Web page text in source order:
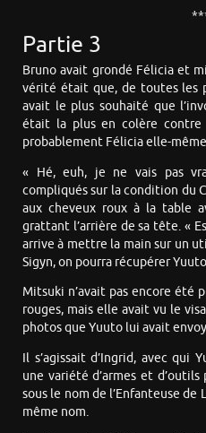
Partie 3
Bruno avait grondé Félicia et
vérité était que, de toutes les
avait le plus souhaité que
était la plus en colère
probablement Félicia elle-
« Hé, euh, je ne vais pas
compliqués sur la condition du
aux cheveux roux à la table
grattant l’arrière de sa tête. «
arrive à mettre la main sur un
Sigyn, on pourra récupérer
Mitsuki n’avait pas encore été
rouges, mais elle avait vu le
photos que Yuuto lui avait
Il s’agissait d’Ingrid, avec qui
une variété d’armes et
sous le nom de l’Enfanteuse de
même nom.